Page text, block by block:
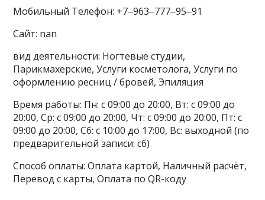
Мобильный Телефон: +7‒963‒777‒95‒91
Сайт: nan
вид деятельности: Ногтевые студии,
Парикмахерские, Услуги косметолога, Услуги по
оформлению ресниц / бровей, Эпиляция
Время работы: Пн: с 09:00 до 20:00, Вт: с 09:00 до
20:00, Ср: с 09:00 до 20:00, Чт: с 09:00 до 20:00, Пт: с
09:00 до 20:00, Сб: с 10:00 до 17:00, Вс: выходной (по
предварительной записи: сб)
Способ оплаты: Оплата картой, Наличный расчёт,
Перевод с карты, Оплата по QR-коду